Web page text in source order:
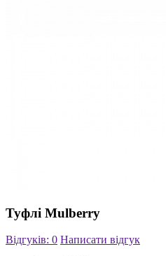
Туфлі Mulberry
Відгуків: 0 Написати відгук